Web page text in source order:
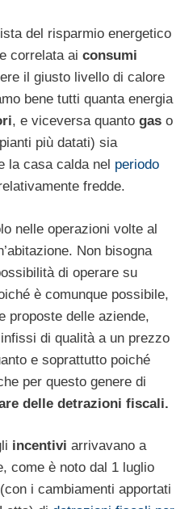
del risparmio energetico
correlata ai consumi
il giusto livello di calore
bene tutti quanta energia
, e viceversa quanto gas o
più datati) sia
la casa calda nel periodo
fredde.
nelle operazioni volte al
Non bisogna
di operare su
è comunque possibile,
proposte delle aziende,
di qualità a un prezzo
e soprattutto poiché
per questo genere di
delle detrazioni fiscali.
incentivi arrivavano a
come è noto dal 1 luglio
i cambiamenti apportati